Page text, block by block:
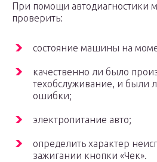
При помощи автодиагностики
проверить:
состояние машины на
качественно ли было
техобслуживание, и были
ошибки;
электропитание авто;
определить характер
зажигании кнопки «Чек».